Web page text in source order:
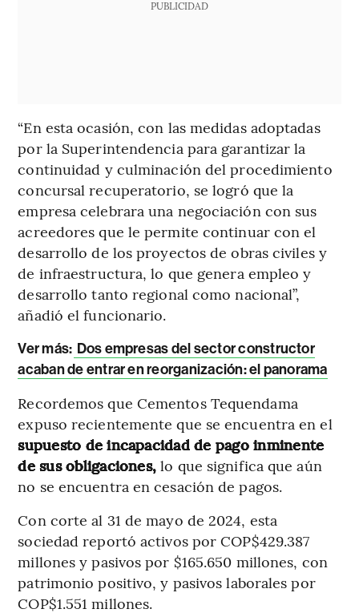
PUBLICIDAD
“En esta ocasión, con las medidas adoptadas
por la Superintendencia para garantizar la
continuidad y culminación del procedimiento
concursal recuperatorio, se logró que la
empresa celebrara una negociación con sus
acreedores que le permite continuar con el
desarrollo de los proyectos de obras civiles y
de infraestructura, lo que genera empleo y
desarrollo tanto regional como nacional”,
añadió el funcionario.
Ver más: Dos empresas del sector constructor
acaban de entrar en reorganización: el panorama
Recordemos que Cementos Tequendama
expuso recientemente que se encuentra en el
supuesto de incapacidad de pago inminente
de sus obligaciones, lo que significa que aún
no se encuentra en cesación de pagos.
Con corte al 31 de mayo de 2024, esta
sociedad reportó activos por COP$429.387
millones y pasivos por $165.650 millones, con
patrimonio positivo, y pasivos laborales por
COP$1.551 millones.